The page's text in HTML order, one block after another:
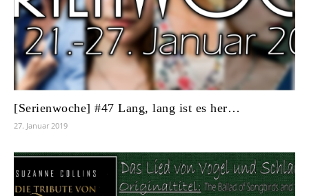
[Serienwoche] #47 Lang, lang ist es her…
27. Januar 2019